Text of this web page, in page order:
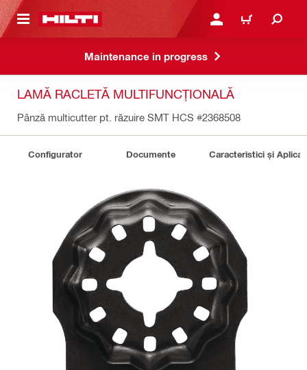
CONTENT CONECTARE SAU
COȘ
Maintenance in progress
LAMĂ RACLETĂ MULTIFUNCȚIONALĂ
Pânză multicutter pt. răzuire SMT HCS #2368508
Configurator Documente Caracteristici și